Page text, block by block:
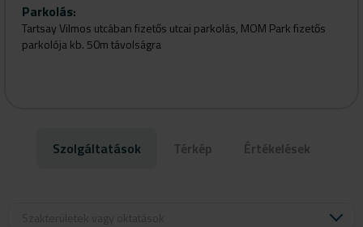
Parkolás:
Tartsay Vilmos utcában fizetős utcai parkolás, MOM Park fizetős
parkolója kb. 50m távolságra
Szolgáltatások Térkép Értékelések